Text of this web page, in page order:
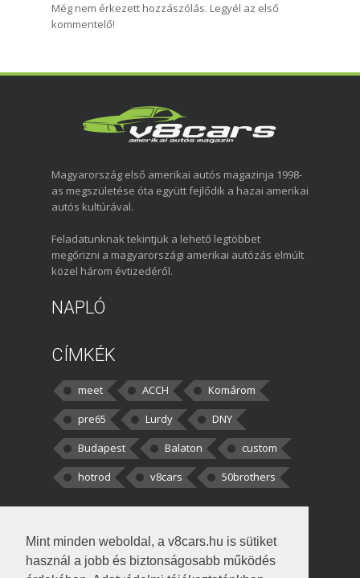
Mint minden weboldal, a v8cars.hu is sütiket
használ a jobb és biztonságosabb működés
Még nem érkezett hozzászólás. Legyél az első
kommentelő!
Magyarország első amerikai autós magazinja 1998-
as megszületése óta együtt fejlődik a hazai amerikai
autós kultúrával.
Feladatunknak tekintjük a lehető legtöbbet
megőrizni a magyarországi amerikai autózás elmúlt
közel három évtizedéről.
NAPLÓ
CÍMKÉK
meet ACCH
Komárom
pre65
Lurdy
DNY
Budapest
Balaton
custom
hotrod
v8cars 50brothers
kortisz:Elszúrtam! Én csak két
darabbaal számoltam. Nem tudtam, hogy fél autót,